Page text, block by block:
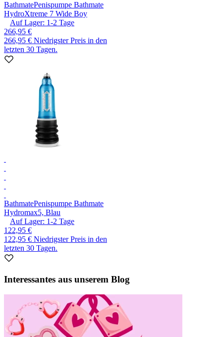
BathmatePenispumpe Bathmate
HydroXtreme 7 Wide Boy
Auf Lager: 1-2 Tage
266,95 €
266,95 € Niedrigster Preis in den
letzten 30 Tagen.
BathmatePenispumpe Bathmate
Hydromax5, Blau
Auf Lager: 1-2 Tage
122,95 €
122,95 € Niedrigster Preis in den
letzten 30 Tagen.
Interessantes aus unserem Blog